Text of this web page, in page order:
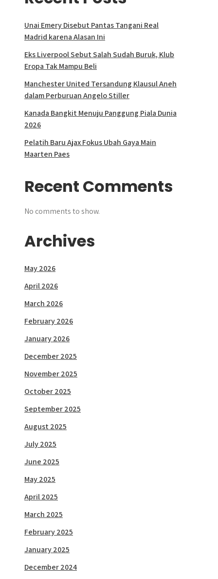
Unai Emery Disebut Pantas Tangani Real
Madrid karena Alasan Ini
Eks Liverpool Sebut Salah Sudah Buruk, Klub
Eropa Tak Mampu Beli
Manchester United Tersandung Klausul Aneh
dalam Perburuan Angelo Stiller
Kanada Bangkit Menuju Panggung Piala Dunia
2026
Pelatih Baru Ajax Fokus Ubah Gaya Main
Maarten Paes
Recent Comments
No comments to show.
Archives
May 2026
April 2026
March 2026
February 2026
January 2026
December 2025
November 2025
October 2025
September 2025
August 2025
July 2025
June 2025
May 2025
April 2025
March 2025
February 2025
January 2025
December 2024